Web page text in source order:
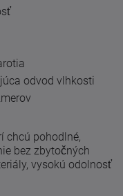
odvod vlhkosti
chcú pohodlné,
bez zbytočných
vysokú odolnosť